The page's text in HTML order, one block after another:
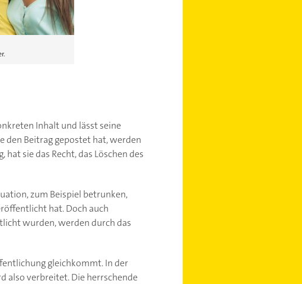
Inhalt und lässt seine
den Beitrag gepostet hat, werden
sie das Recht, das Löschen des
zum Beispiel betrunken,
hat. Doch auch
wurden, werden durch das
gleichkommt. In der
also verbreitet. Die herrschende